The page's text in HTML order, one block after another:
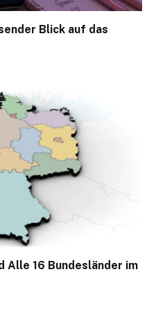
Blick auf das
Alle 16 Bundesländer im